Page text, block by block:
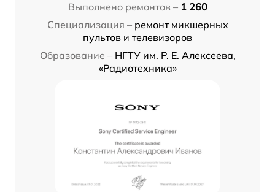
Выполнено ремонтов – 1 260
Специализация – ремонт микшерных
пультов и телевизоров
Образование – НГТУ им. Р. Е. Алексеева,
«Радиотехника»